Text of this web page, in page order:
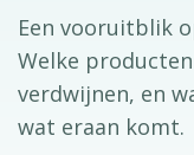
Een vooruitblik
Welke
verdwijnen, en
wat eraan komt.